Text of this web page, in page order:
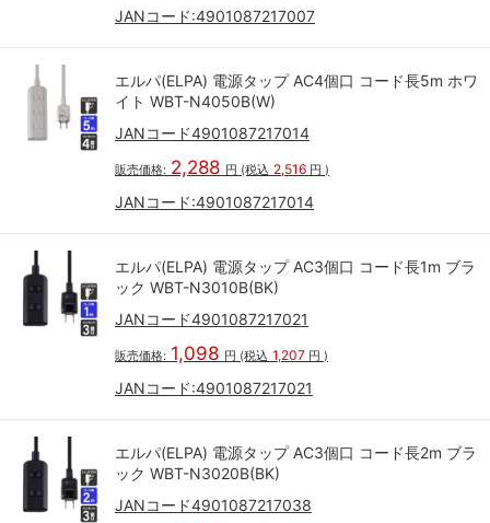
JANコード:4901087217007
エルパ(ELPA) 電源タップ AC4個口 コード長5m ホワ
イト WBT-N4050B(W)
JANコード4901087217014
販売価格: 2,288 円 (税込 2,516 円 )
JANコード:4901087217014
エルパ(ELPA) 電源タップ AC3個口 コード長1m ブラ
ック WBT-N3010B(BK)
JANコード4901087217021
販売価格: 1,098 円 (税込 1,207 円 )
JANコード:4901087217021
エルパ(ELPA) 電源タップ AC3個口 コード長2m ブラ
ック WBT-N3020B(BK)
JANコード4901087217038